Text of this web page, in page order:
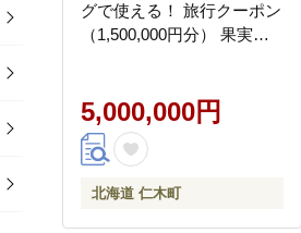
グで使える！ 旅行クーポン
（1,500,000円分） 果実と
食券 体験サービス券 パッ
ケージ旅行 [Japan Tourism
Association]
5,000,000円
北海道 仁木町